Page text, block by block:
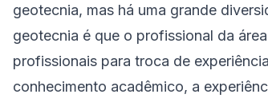
geotecnia, mas há uma grande
geotecnia é que o profissional da
profissionais para troca de
conhecimento acadêmico, a